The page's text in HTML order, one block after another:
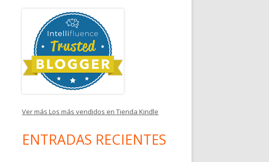
Ver más Los más vendidos en Tienda Kindle
ENTRADAS RECIENTES